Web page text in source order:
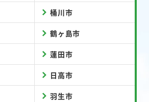
桶川市
鶴ヶ島市
蓮田市
日高市
羽生市